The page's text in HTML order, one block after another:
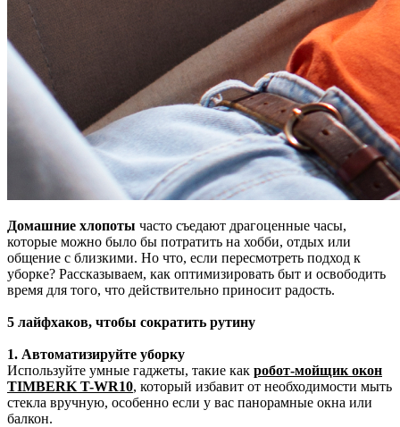
Домашние хлопоты часто съедают драгоценные часы,
которые можно было бы потратить на хобби, отдых или
общение с близкими. Но что, если пересмотреть подход к
уборке? Рассказываем, как оптимизировать быт и освободить
время для того, что действительно приносит радость.
5 лайфхаков, чтобы сократить рутину
1. Автоматизируйте уборку
Используйте умные гаджеты, такие как робот-мойщик окон
TIMBERK T-WR10, который избавит от необходимости мыть
стекла вручную, особенно если у вас панорамные окна или
балкон.